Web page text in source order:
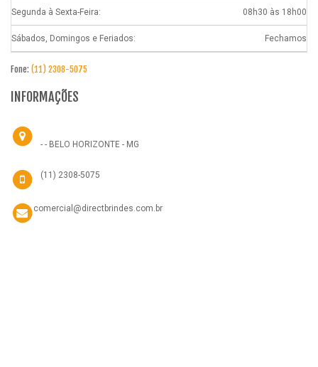
Segunda à Sexta-Feira: 08h30 às 18h00
Sábados, Domingos e Feriados: Fechamos
Fone: (11) 2308-5075
INFORMAÇÕES
- - BELO HORIZONTE - MG
(11) 2308-5075
comercial@directbrindes.com.br